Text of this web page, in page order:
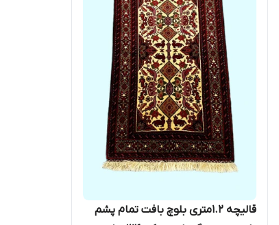
قالیچه 1.2متری بلوچ بافت تمام پشم